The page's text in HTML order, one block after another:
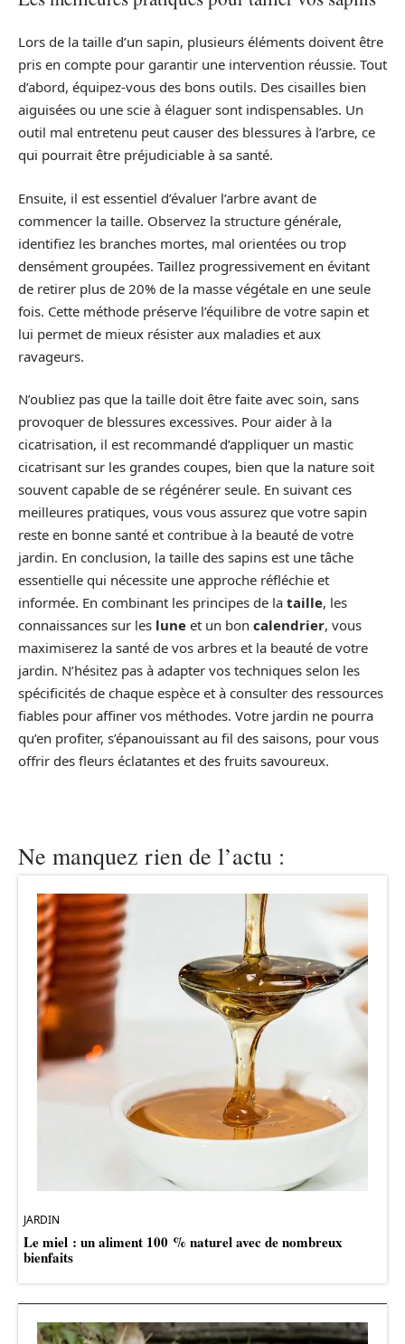
Lors de la taille d’un sapin, plusieurs éléments doivent être
pris en compte pour garantir une intervention réussie. Tout
d’abord, équipez-vous des bons outils. Des cisailles bien
aiguisées ou une scie à élaguer sont indispensables. Un
outil mal entretenu peut causer des blessures à l’arbre, ce
qui pourrait être préjudiciable à sa santé.
Ensuite, il est essentiel d’évaluer l’arbre avant de
commencer la taille. Observez la structure générale,
identifiez les branches mortes, mal orientées ou trop
densément groupées. Taillez progressivement en évitant
de retirer plus de 20% de la masse végétale en une seule
fois. Cette méthode préserve l’équilibre de votre sapin et
lui permet de mieux résister aux maladies et aux
ravageurs.
N’oubliez pas que la taille doit être faite avec soin, sans
provoquer de blessures excessives. Pour aider à la
cicatrisation, il est recommandé d’appliquer un mastic
cicatrisant sur les grandes coupes, bien que la nature soit
souvent capable de se régénérer seule. En suivant ces
meilleures pratiques, vous vous assurez que votre sapin
reste en bonne santé et contribue à la beauté de votre
jardin. En conclusion, la taille des sapins est une tâche
essentielle qui nécessite une approche réfléchie et
informée. En combinant les principes de la taille, les
connaissances sur les lune et un bon calendrier, vous
maximiserez la santé de vos arbres et la beauté de votre
jardin. N’hésitez pas à adapter vos techniques selon les
spécificités de chaque espèce et à consulter des ressources
fiables pour affiner vos méthodes. Votre jardin ne pourra
qu’en profiter, s’épanouissant au fil des saisons, pour vous
offrir des fleurs éclatantes et des fruits savoureux.
Ne manquez rien de l’actu :
JARDIN
Le miel : un aliment 100 % naturel avec de nombreux
bienfaits